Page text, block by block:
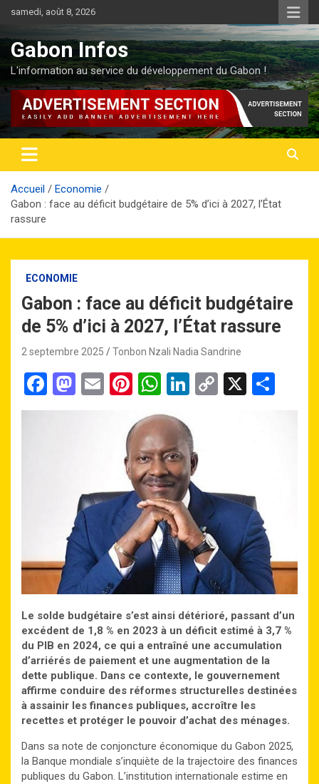
contenu
samedi, août 8, 2026
Gabon Infos
L'information au service du développement du Gabon !
Accueil
Economie
Gabon : face au déficit budgétaire de 5% d’ici à 2027, l’État
rassure
ECONOMIE
Gabon : face au déficit budgétaire
de 5% d’ici à 2027, l’État rassure
2 septembre 2025 Tonbon Nzali Nadia Sandrine
F
a
M
o
n
E
Pi
er
es
t
W
h
at
s
A
p
p
Li
ke
dI
n
C
k
X
Le solde budgétaire s’est ainsi détérioré, passant d’un
excédent de 1,8 % en 2023 à un déficit estimé à 3,7 %
du PIB en 2024, ce qui a entraîné une accumulation
d’arriérés de paiement et une augmentation de la
dette publique. Dans ce contexte, le gouvernement
affirme conduire des réformes structurelles destinées
à assainir les finances publiques, accroître les
recettes et protéger le pouvoir d’achat des ménages.
Dans sa note de conjoncture économique du Gabon 2025,
la Banque mondiale s’inquiète de la trajectoire des finances
publiques du Gabon. L’institution internationale estime en